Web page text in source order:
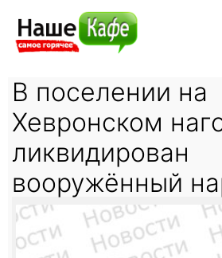
В поселении на
Хевронском
ликвидирован
вооружённый